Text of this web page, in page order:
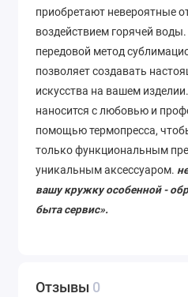
приобретают невероятные
воздействием горячей
передовой метод
позволяетсоздавать
искусства на вашем изделии
наносится с любовью и
помощью термопресса,
только функциональным
уникальным аксессуаром.
вашу кружку особенной -
быта сервис».
Отзывы 0